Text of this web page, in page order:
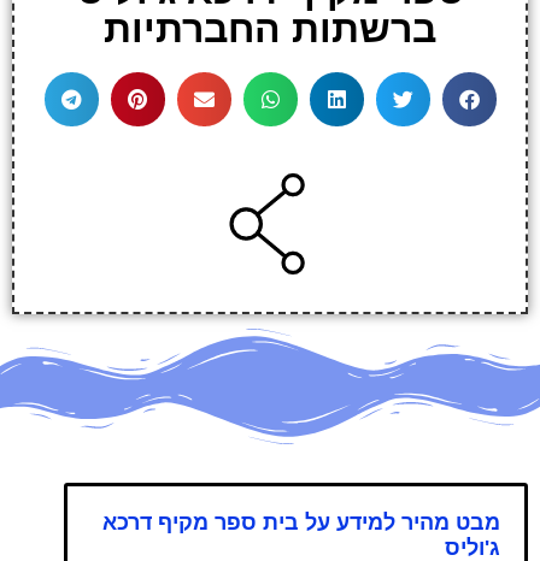
ברשתות החברתיות
מבט מהיר למידע על בית ספר מקיף דרכא
ג'וליס